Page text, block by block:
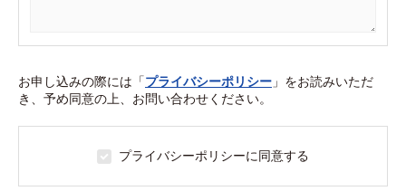
お申し込みの際には「プライバシーポリシー 」をお読みいただ
き、予め同意の上、お問い合わせください。
プライバシーポリシーに同意する